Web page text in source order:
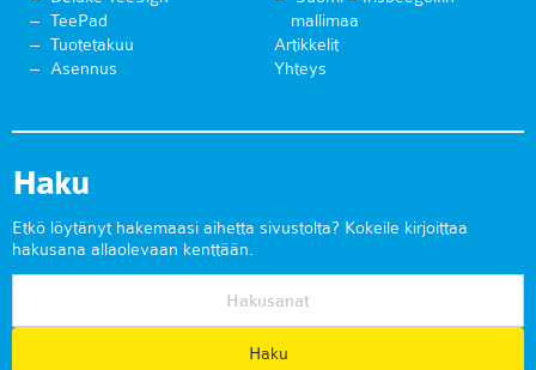
TeePad
Tuotetakuu
Asennus
mallimaa
Artikkelit
Yhteys
Haku
Etkö löytänyt hakemaasi aihetta sivustolta? Kokeile kirjoittaa
hakusana allaolevaan kenttään.